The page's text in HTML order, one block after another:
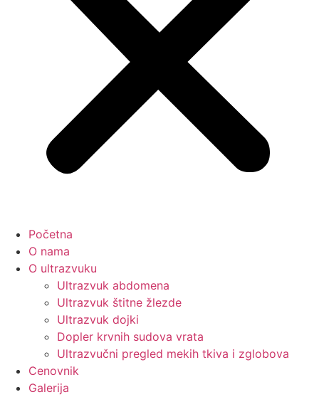
Početna
O nama
O ultrazvuku
Ultrazvuk abdomena
Ultrazvuk štitne žlezde
Ultrazvuk dojki
Dopler krvnih sudova vrata
Ultrazvučni pregled mekih tkiva i zglobova
Cenovnik
Galerija